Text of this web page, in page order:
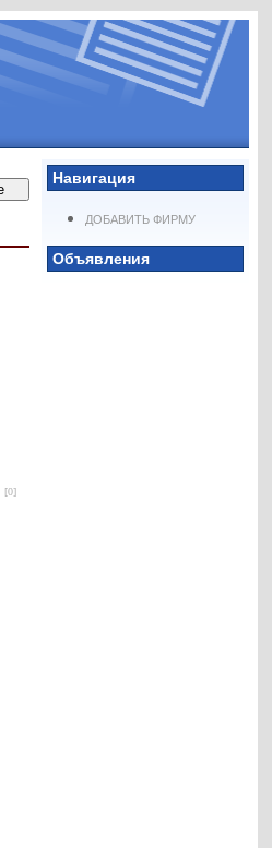
Навигация
ДОБАВИТЬ ФИРМУ
Объявления
[0]